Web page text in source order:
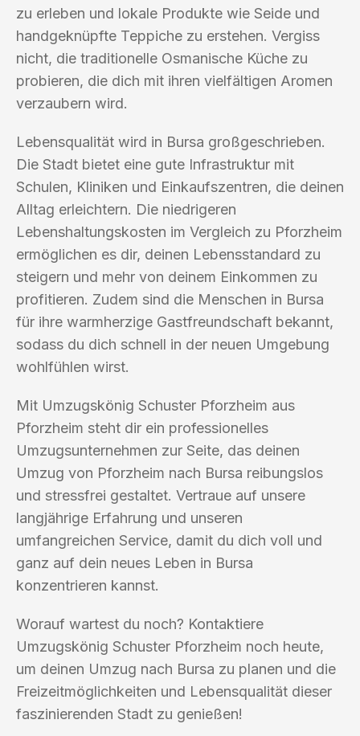
zu erleben und lokale Produkte wie Seide und
handgeknüpfte Teppiche zu erstehen. Vergiss
nicht, die traditionelle Osmanische Küche zu
probieren, die dich mit ihren vielfältigen Aromen
verzaubern wird.
Lebensqualität wird in Bursa großgeschrieben.
Die Stadt bietet eine gute Infrastruktur mit
Schulen, Kliniken und Einkaufszentren, die deinen
Alltag erleichtern. Die niedrigeren
Lebenshaltungskosten im Vergleich zu Pforzheim
ermöglichen es dir, deinen Lebensstandard zu
steigern und mehr von deinem Einkommen zu
profitieren. Zudem sind die Menschen in Bursa
für ihre warmherzige Gastfreundschaft bekannt,
sodass du dich schnell in der neuen Umgebung
wohlfühlen wirst.
Mit Umzugskönig Schuster Pforzheim aus
Pforzheim steht dir ein professionelles
Umzugsunternehmen zur Seite, das deinen
Umzug von Pforzheim nach Bursa reibungslos
und stressfrei gestaltet. Vertraue auf unsere
langjährige Erfahrung und unseren
umfangreichen Service, damit du dich voll und
ganz auf dein neues Leben in Bursa
konzentrieren kannst.
Worauf wartest du noch? Kontaktiere
Umzugskönig Schuster Pforzheim noch heute,
um deinen Umzug nach Bursa zu planen und die
Freizeitmöglichkeiten und Lebensqualität dieser
faszinierenden Stadt zu genießen!